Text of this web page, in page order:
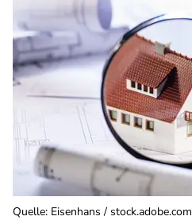
Quelle: Eisenhans / stock.adobe.com